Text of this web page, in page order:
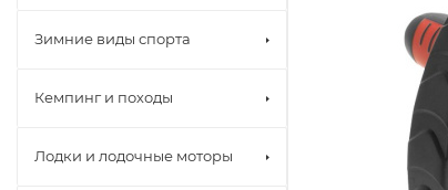
Зимние виды спорта
Кемпинг и походы
Лодки и лодочные моторы